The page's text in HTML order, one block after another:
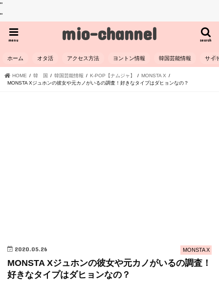
"
"
mio-channel search
menu
ホーム オタ活 アクセス方法 ヨントン情報 韓国芸能情報 サイ
HOME 韓 国 韓国芸能情報 K-POP【ナムジャ】
MONSTA X
MONSTA Xジュホンの彼女や元カノがいるの調査！好きなタイプはダヒョンなの？
MONSTA X
2020.05.26
MONSTA Xジュホンの彼女や元カノがいるの調査！
好きなタイプはダヒョンなの？